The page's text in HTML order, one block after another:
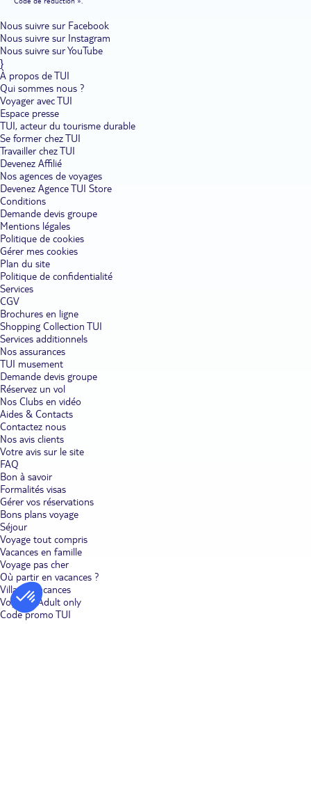
Nous suivre sur Facebook
Nous suivre sur Instagram
Nous suivre sur YouTube
}
À propos de TUI
Qui sommes nous ?
Voyager avec TUI
Espace presse
TUI, acteur du tourisme durable
Se former chez TUI
Travailler chez TUI
Devenez Affilié
Nos agences de voyages
Devenez Agence TUI Store
Conditions
Demande devis groupe
Mentions légales
Politique de cookies
Gérer mes cookies
Plan du site
Politique de confidentialité
Services
CGV
Brochures en ligne
Shopping Collection TUI
Services additionnels
Nos assurances
TUI musement
Demande devis groupe
Réservez un vol
Nos Clubs en vidéo
Aides & Contacts
Contactez nous
Nos avis clients
Votre avis sur le site
FAQ
Bon à savoir
Formalités visas
Gérer vos réservations
Bons plans voyage
Séjour
Voyage tout compris
Vacances en famille
Voyage pas cher
Où partir en vacances ?
Villages vacances
Voyages Adult only
Code promo TUI